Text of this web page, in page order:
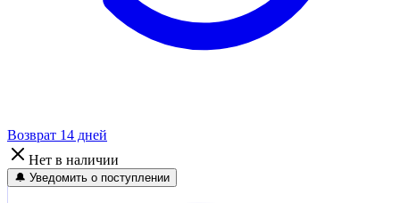
Возврат 14 дней
Нет в наличии
🔔 Уведомить о поступлении